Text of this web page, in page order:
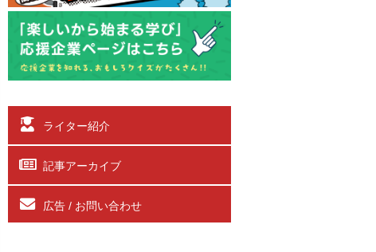
ライター紹介
記事アーカイブ
広告 / お問い合わせ